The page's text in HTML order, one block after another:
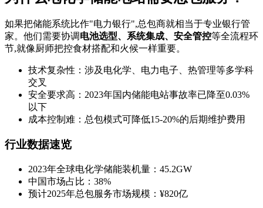
如果把储能系统比作"电力银行",总包商就相当于专业银行管
家。他们需要协调电池选型、系统集成、安全管控等全流程环
节,就像厨师把控食材搭配和火候一样重要。
技术复杂性：涉及电化学、电力电子、热管理等多学科
交叉
安全要求高：2023年国内储能电站事故率已降至0.03%
以下
成本控制难：总包模式可降低15-20%的后期维护费用
行业数据速览
2023年全球电化学储能装机量：45.2GW
中国市场占比：38%
预计2025年总包服务市场规模：¥820亿